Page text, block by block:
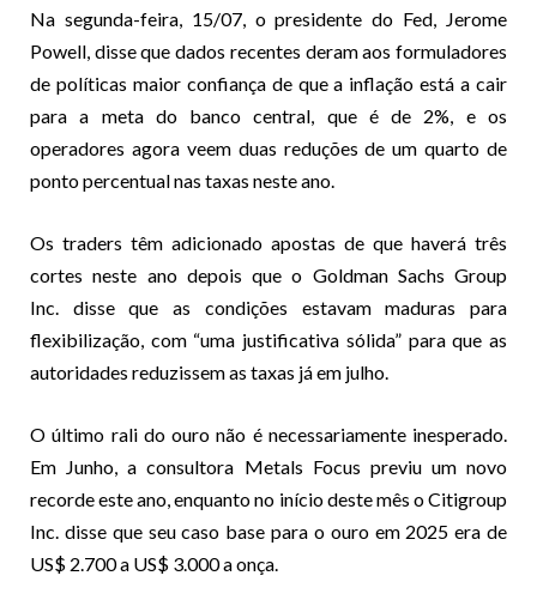
Na segunda-feira, 15/07, o presidente do Fed, Jerome
Powell, disse que dados recentes deram aos formuladores
de políticas maior confiançade que a inflação está a cair
para a meta do banco central, que é de 2%, e os
operadores agora veem duas reduções de um quarto de
ponto percentual nas taxas neste ano.
Os traders têm adicionado apostas de que haverá três
cortes neste ano depois que o Goldman Sachs Group
Inc. disse que as condições estavam maduras para
flexibilização, com “uma justificativa sólida” para que as
autoridades reduzissem as taxas já em julho.
O último rali do ouro não é necessariamente inesperado.
Em Junho, a consultora Metals Focus previu um novo
recorde este ano, enquanto no início deste mês o Citigroup
Inc. disse que seu caso base para o ouro em 2025 era de
US$ 2.700 a US$ 3.000 a onça.